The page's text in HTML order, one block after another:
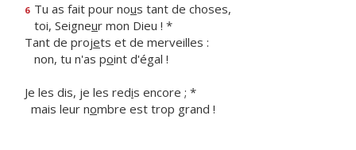
6 Tu as fait pour nous tant de choses,
toi, Seigneur mon Dieu ! *
Tant de projets et de merveilles :
non, tu n'as point d'égal !
Je les dis, je les redis encore ; *
mais leur nombre est trop grand !